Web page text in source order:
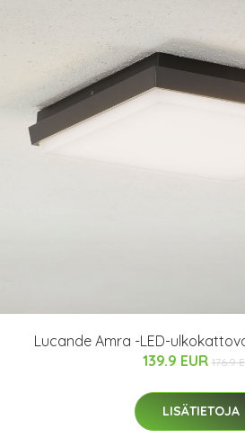
Lucande Amra -LED-
139.9 EUR 176.9
LISÄTIETOJA